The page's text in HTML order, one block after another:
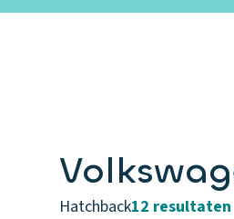
hatchback12 resultaten